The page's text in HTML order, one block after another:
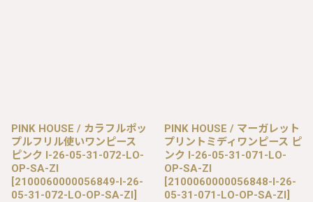
PINK HOUSE / カラフルポッ
プルフリル使いワンピース
ピンク I-26-05-31-072-LO-
OP-SA-ZI
[2100060000056849-I-26-
05-31-072-LO-OP-SA-ZI]
PINK HOUSE / マーガレット
プリントミディワンピース ピ
ンク I-26-05-31-071-LO-
OP-SA-ZI
[2100060000056848-I-26-
05-31-071-LO-OP-SA-ZI]